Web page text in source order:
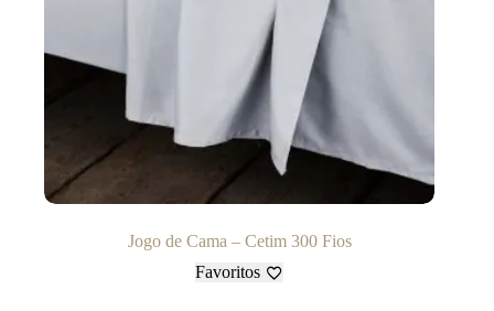
Jogo de Cama – Cetim 300 Fios
Favoritos